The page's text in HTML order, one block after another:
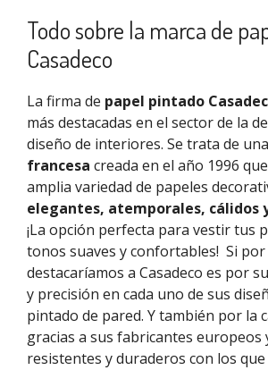
Todo sobre la marca de
Casadeco
La firma de papel pintado
más destacadas en el sector de la
diseño de interiores. Se trata de una
francesa creada en el año 1996
amplia variedad de papeles
elegantes, atemporales, cálidos
¡La opción perfecta para vestir tus
tonos suaves y confortables! Si
destacaríamos a Casadeco es por
y precisión en cada uno de sus
pintado de pared. Ytambién por la
gracias a sus fabricantes europeos
resistentes y duraderos con los